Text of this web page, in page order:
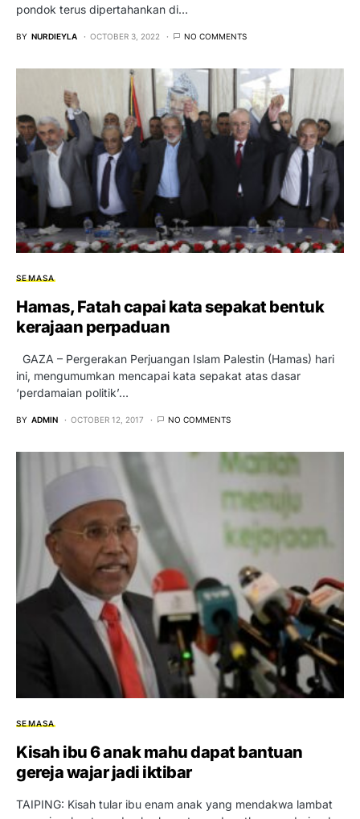
pondok terus dipertahankan di…
BY NURDIEYLA OCTOBER 3, 2022 NO COMMENTS
SEMASA
Hamas, Fatah capai kata sepakat bentuk
kerajaan perpaduan
GAZA – Pergerakan Perjuangan Islam Palestin (Hamas) hari
ini, mengumumkan mencapai kata sepakat atas dasar
‘perdamaian politik’…
BY ADMIN OCTOBER 12, 2017 NO COMMENTS
SEMASA
Kisah ibu 6 anak mahu dapat bantuan
gereja wajar jadi iktibar
TAIPING: Kisah tular ibu enam anak yang mendakwa lambat